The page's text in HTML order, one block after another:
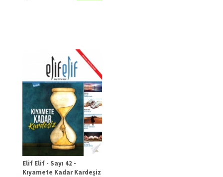
Elif Elif - Sayı 42 -
Kıyamete Kadar Kardeşiz